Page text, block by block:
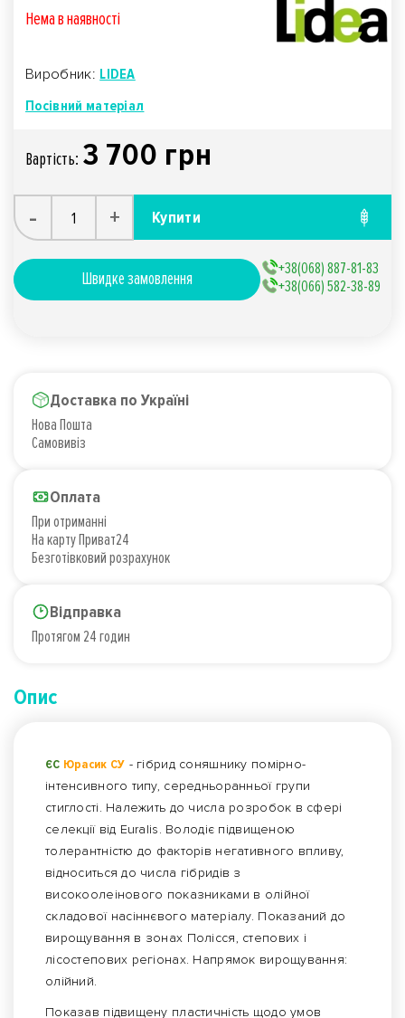
Нема в наявностi
Виробник: LIDEA
Посівний матеріал
Вартiсть: 3 700 грн
- + Купити
Швидке замовлення
+38(068) 887-81-83
+38(066) 582-38-89
Доставка по Україні
Нова Пошта
Самовивіз
Оплата
При отриманні
На карту Приват24
Безготівковий розрахунок
Відправка
Протягом 24 годин
Опис
ЄС Юрасик СУ - гібрид соняшнику помірно-
інтенсивного типу, середньоранньої групи
стиглості. Належить до числа розробок в сфері
селекції від Euralis. Володіє підвищеною
толерантністю до факторів негативного впливу,
відноситься до числа гібридів з
високоолеінового показниками в олійної
складової насіннєвого матеріалу. Показаний до
вирощування в зонах Полісся, степових і
лісостепових регіонах. Напрямок вирощування:
олійний.
Показав підвищену пластичність щодо умов